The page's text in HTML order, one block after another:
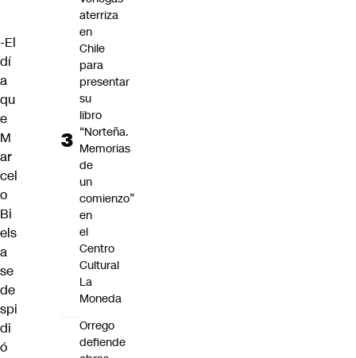
-El
dí
a
qu
e
M
ar
cel
o
Bi
els
a
se
de
spi
di
ó
aterriza
en
Chile
para
presentar
su
libro
“Norteña.
Memorias
de
un
comienzo”
en
el
Centro
Cultural
La
Moneda
Orrego
defiende